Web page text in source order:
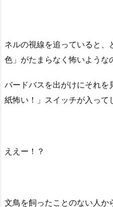
ネルの視線を追っていると
色」がたまらなく怖いような
バードバスを出がけにそれを
紙怖い！」スイッチが入って
ええー！？
文鳥を飼ったことのない人